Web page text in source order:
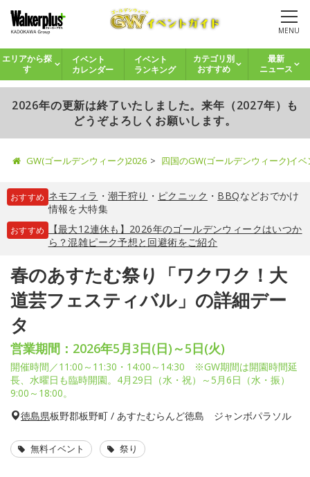
MENU
エリアから探
す
イベント
カレンダー
イベント
ランキング
カテゴリ別
おすすめ
最新
ニュース
2026年の更新は終了いたしました。来年（2027年）も
どうぞよろしくお願いします。
GW(ゴールデンウィーク)2026 四国のGW(ゴールデンウィーク)イ
おすすめ ネモフィラ ・ 潮干狩り ・ ピクニック ・ BBQなどおでかけ
情報を大特集
おすすめ
【最大12連休も】2026年のゴールデンウィークはいつか
ら？混雑ピーク予想と回避術をご紹介
春のあすたむ祭り「ワクワク！大
道芸フェスティバル」の詳細デー
タ
営業期間：2026年5月3日(日)～5日(火)
開催時間／11:00～11:30・14:00～14:30 ※GW期間は開園時間延
長、水曜日も臨時開園。4月29日（水・祝）～5月6日（水・振）
9:00～18:00。
徳島県板野郡板野町 / あすたむらんど徳島 ジャンボパラソル
無料イベント 祭り